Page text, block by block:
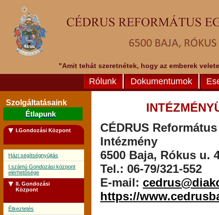
"Amit tehát szeretnétek, hogy az emberek
Rólunk Dokumentumok
Szolgáltatásaink
Étlapunk
I.Gondozási Központ
Házi segítségnyújtás
I.számú Gondozási központ
elérhetősége
II. Gondozási
Központ
Étkeztetés
CÉDRUS
Intézmény
6500 Baja, Rókus u.
Tel.: 06-79/321-552
E-mail:
https://